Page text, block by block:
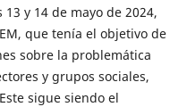
y 14 de mayo de 2024,
que tenía el objetivo de
sobre la problemática
y grupos sociales,
sigue siendo el